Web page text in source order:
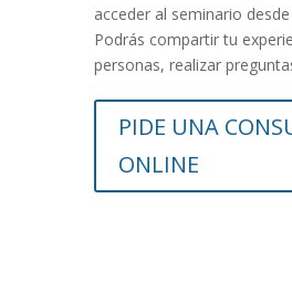
acceder al seminario
Podrás compartir tu
personas, realizar
PIDE UNA
ONLINE